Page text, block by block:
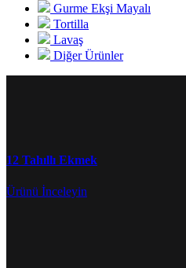
Gurme Ekşi Mayalı
Tortilla
Lavaş
Diğer Ürünler
12 Tahıllı Ekmek
Ürünü İnceleyin